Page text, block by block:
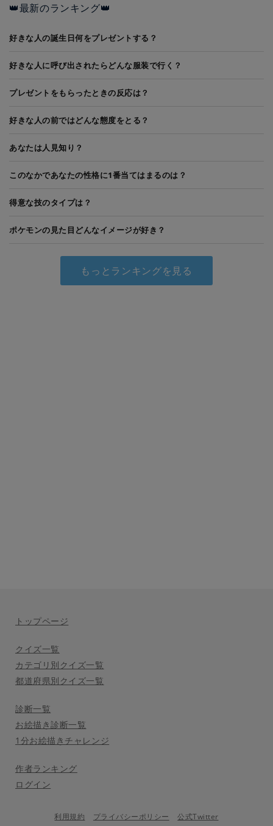
👑最新のランキング👑
好きな人の誕生日何をプレゼントする？
好きな人に呼び出されたらどんな服装で行く？
プレゼントをもらったときの反応は？
好きな人の前ではどんな態度をとる？
あなたは人見知り？
このなかであなたの性格に1番当てはまるのは？
得意な技のタイプは？
ポケモンの見た目どんなイメージが好き？
もっとランキングを見る
トップページ
クイズ一覧
カテゴリ別クイズ一覧
都道府県別クイズ一覧
診断一覧
お絵描き診断一覧
1分お絵描きチャレンジ
作者ランキング
ログイン
利用規約 プライバシーポリシー 公式Twitter